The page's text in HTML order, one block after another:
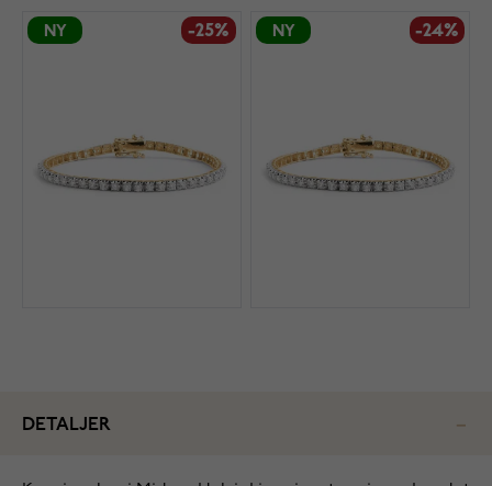
NY -25% NY -24%
DETALJER